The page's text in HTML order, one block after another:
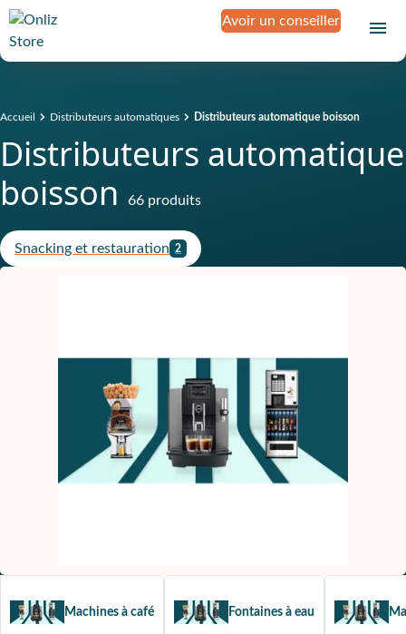
Avoir un conseiller
Accueil Distributeurs automatiques Distributeurs automatique boisson
Distributeurs automatique
boisson
66 produits
Snacking et restauration 2
Machines à café Fontaines à eau